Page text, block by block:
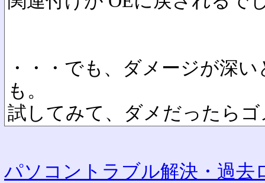
・・・でも、ダメージが深
も。
試してみて、ダメだったら
パソコントラブル解決・過去